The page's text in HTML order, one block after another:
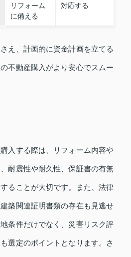
リフォーム
に備える
対応する
え、計画的に資金計画を立てる
不動産購入がより安心でスムー
入する際は、リフォーム内容や
耐震性や耐久性、保証書の有無
ることが大切です。また、法律
築関連証明書類の存在も見逃せ
条件だけでなく、災害リスク評
選定のポイントとなります。さ